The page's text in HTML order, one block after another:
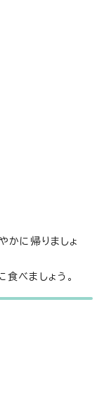
かに帰りましょ
べましょう。